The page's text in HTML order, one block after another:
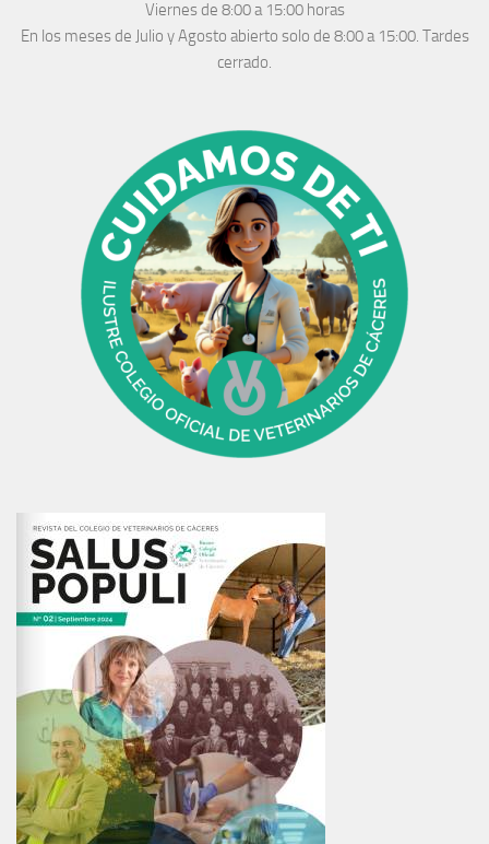
Viernes de 8:00 a 15:00 horas
En los meses de Julio y Agosto abierto solo de 8:00 a 15:00. Tardes
cerrado.